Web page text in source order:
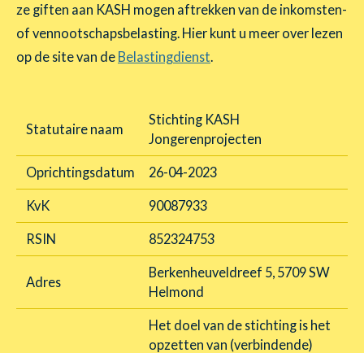
ze giften aan KASH mogen aftrekken van de inkomsten-
of vennootschapsbelasting. Hier kunt u meer over lezen
op de site van de Belastingdienst.
Statutaire naam
Stichting KASH
Jongerenprojecten
Oprichtingsdatum 26-04-2023
KvK 90087933
RSIN 852324753
Adres
Berkenheuveldreef 5, 5709 SW
Helmond
Het doel van de stichting is het
opzetten van (verbindende)